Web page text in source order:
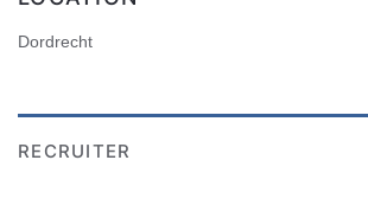
Dordrecht
RECRUITER